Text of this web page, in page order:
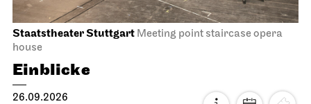
Staatstheater Stuttgart Meeting point staircase opera
house
Einblicke
26.09.2026